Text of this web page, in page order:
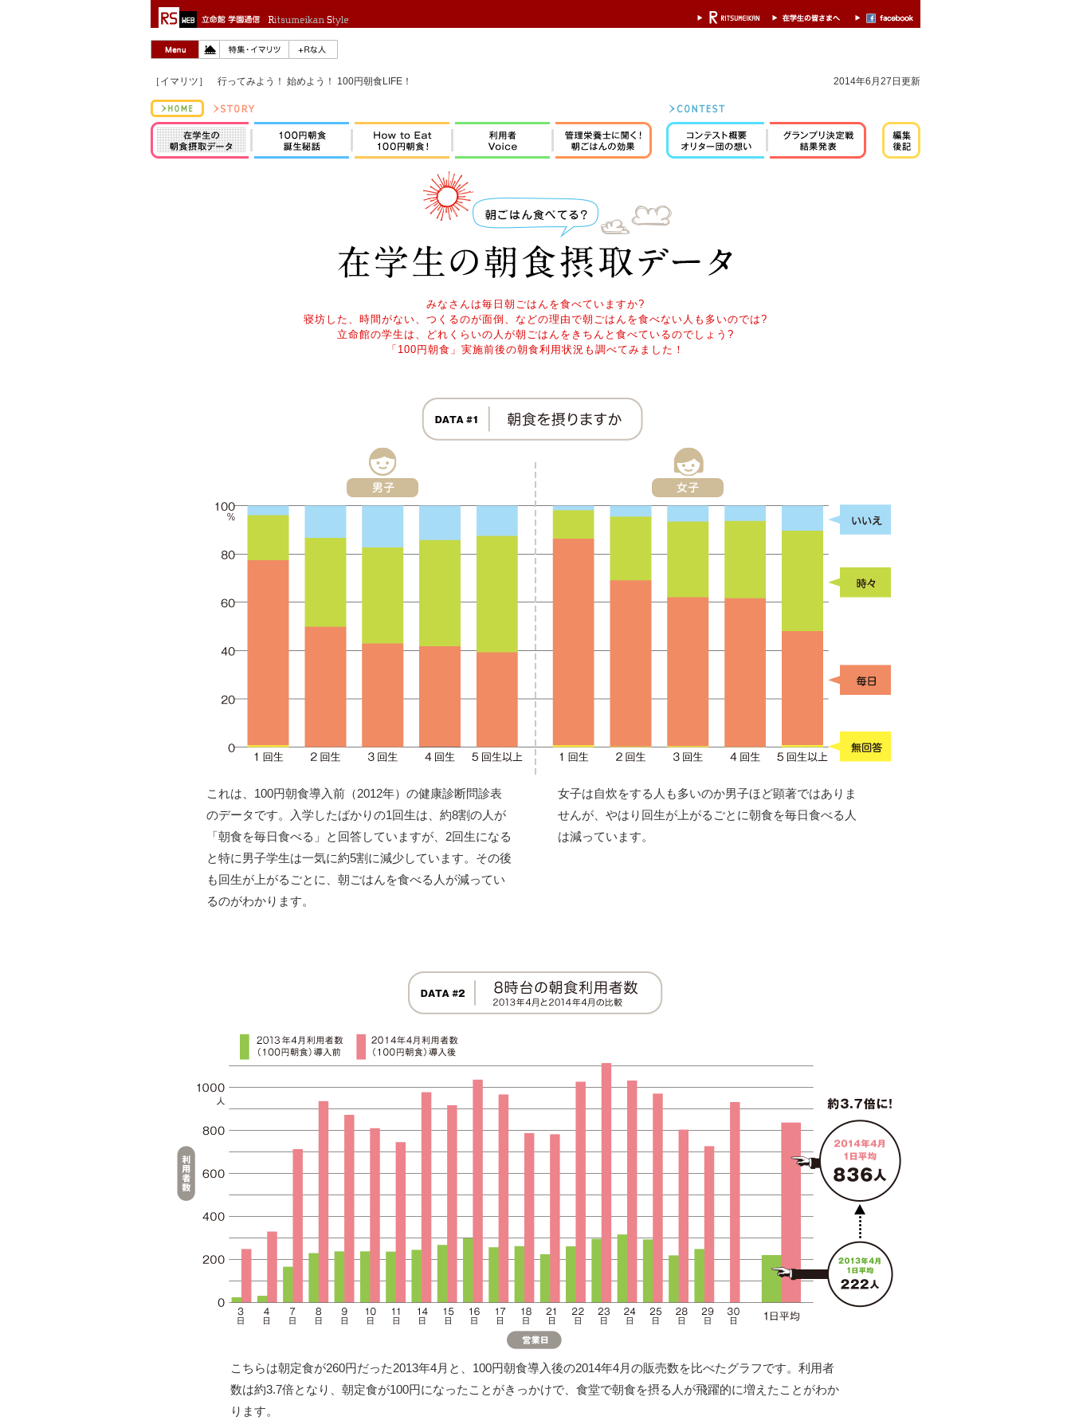
［イマリツ］ 行ってみよう！ 始めよう！ 100円朝食LIFE！ 2014年6月27日更新
みなさんは毎日朝ごはんを食べていますか?
寝坊した、時間がない、つくるのが面倒、などの理由で朝ごはんを食べない人も多いのでは?
立命館の学生は、どれくらいの人が朝ごはんをきちんと食べているのでしょう?
「100円朝食」実施前後の朝食利用状況も調べてみました！
これは、100円朝食導入前（2012年）の健康診断問診表
のデータです。入学したばかりの1回生は、約8割の人が
「朝食を毎日食べる」と回答していますが、2回生になる
と特に男子学生は一気に約5割に減少しています。その後
も回生が上がるごとに、朝ごはんを食べる人が減ってい
るのがわかります。
女子は自炊をする人も多いのか男子ほど顕著ではありま
せんが、やはり回生が上がるごとに朝食を毎日食べる人
は減っています。
こちらは朝定食が260円だった2013年4月と、100円朝食導入後の2014年4月の販売数を比べたグラフです。利用者
数は約3.7倍となり、朝定食が100円になったことがきっかけで、食堂で朝食を摂る人が飛躍的に増えたことがわか
ります。